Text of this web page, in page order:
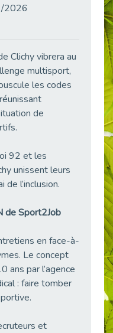
« Confiance en soi et acceptation du handicap » : un levier puissant vers l’emploi
Handicap et emploi : une matinée pour briser les tabous
CAP EMPLOI 92 : L’inclusion portée à son sommet, bien au-delà des quotas
38 vidéos pour comprendre et agir durablement
Le taux d’emploi direct dans la fonction publique dépasse 6 % en 2025
L'alternance : un tremplin vers l'emploi aussi pour les personnes en situation de handicap
2026
Clichy vibrera au
multisport,
les codes
de
92 et les
unissent leurs
de l’inclusion.
de Sport2Job
en face-à-
Le concept
ans par l’agence
: faire tomber
et